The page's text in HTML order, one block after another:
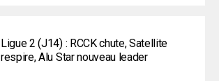
Ligue 2 (J14) : RCCK chute, Satellite
respire, Alu Star nouveau leader